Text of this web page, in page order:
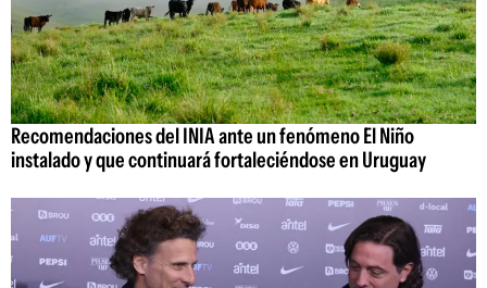
Recomendaciones del INIA ante un fenómeno El Niño
instalado y que continuará fortaleciéndose en Uruguay